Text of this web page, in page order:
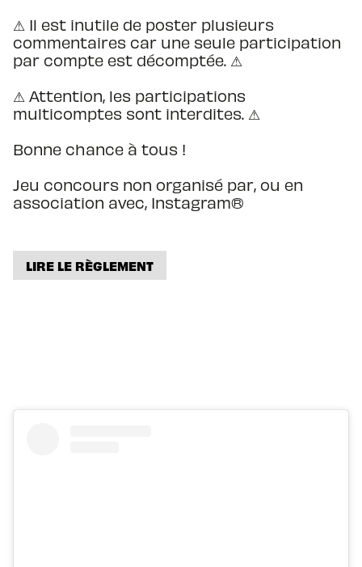
⚠ Il est inutile de poster plusieurs
commentaires car une seule participation
par compte est décomptée. ⚠
⚠ Attention, les participations
multicomptes sont interdites. ⚠
Bonne chance à tous !
Jeu concours non organisé par, ou en
association avec, Instagram®️
LIRE LE RÈGLEMENT